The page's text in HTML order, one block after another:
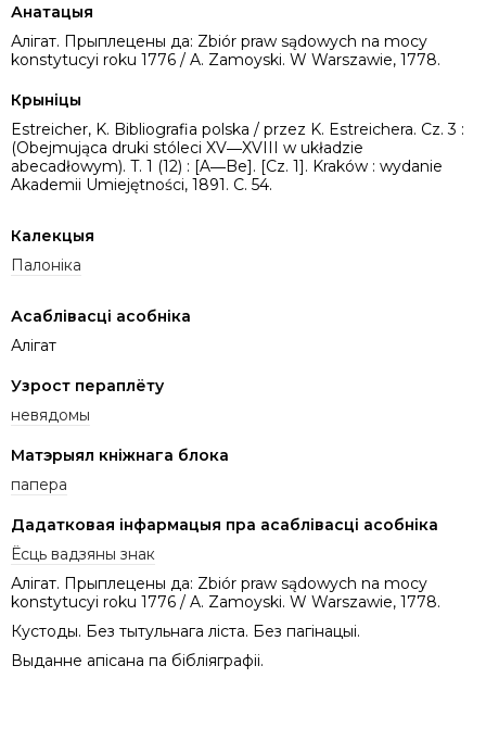
Анатацыя
Алігат. Прыплецены да: Zbiór praw sądowych na mocy
konstytucyi roku 1776 / A. Zamoyski. W Warszawie, 1778.
Крыніцы
Estreicher, K. Bibliografia polska / przez K. Estreichera. Cz. 3 :
(Obejmująca druki stóleci XV―XVIII w układzie
abecadłowym). T. 1 (12) : [A―Be]. [Cz. 1]. Kraków : wydanie
Akademii Umiejętności, 1891. C. 54.
Калекцыя
Палоніка
Асаблівасці асобніка
Алігат
Узрост пераплёту
невядомы
Матэрыял кніжнага блока
папера
Дадатковая інфармацыя пра асаблівасці асобніка
Ёсць вадзяны знак
Алігат. Прыплецены да: Zbiór praw sądowych na mocy
konstytucyi roku 1776 / A. Zamoyski. W Warszawie, 1778.
Кустоды. Без тытульнага ліста. Без пагінацыі.
Выданне апісана па бібліяграфіі.